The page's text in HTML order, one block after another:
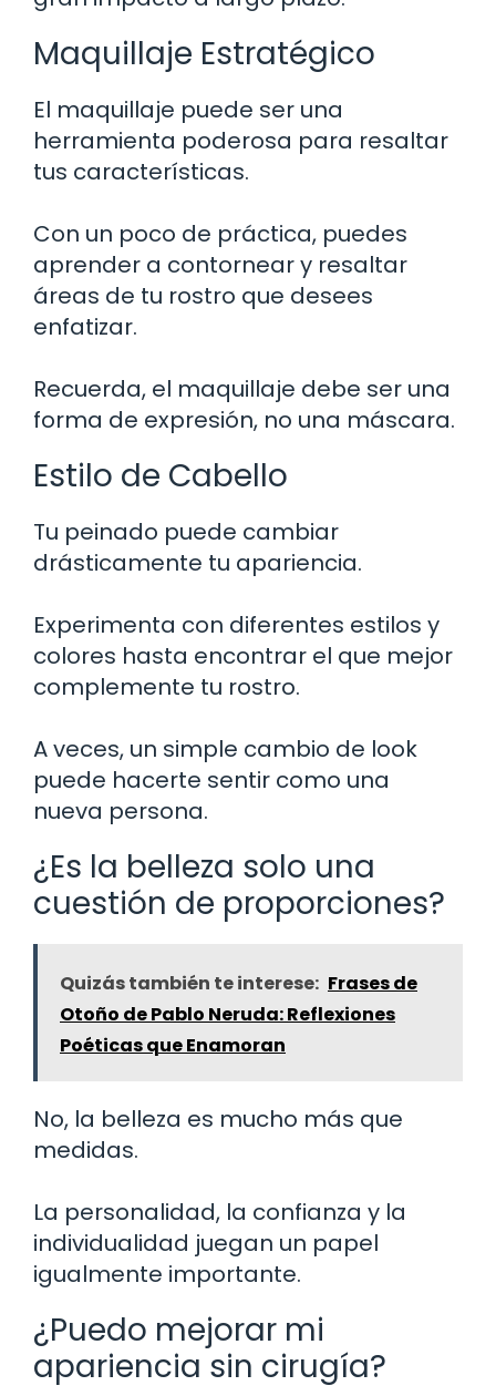
Maquillaje Estratégico
El maquillaje puede ser una
herramienta poderosa para resaltar
tus características.
Con un poco de práctica, puedes
aprender a contornear y resaltar
áreas de tu rostro que desees
enfatizar.
Recuerda, el maquillaje debe ser una
forma de expresión, no una máscara.
Estilo de Cabello
Tu peinado puede cambiar
drásticamente tu apariencia.
Experimenta con diferentes estilos y
colores hasta encontrar el que mejor
complemente tu rostro.
A veces, un simple cambio de look
puede hacerte sentir como una
nueva persona.
¿Es la belleza solo una
cuestión de proporciones?
Quizás también te interese: Frases de
Otoño de Pablo Neruda: Reflexiones
Poéticas que Enamoran
No, la belleza es mucho más que
medidas.
La personalidad, la confianza y la
individualidad juegan un papel
igualmente importante.
¿Puedo mejorar mi
apariencia sin cirugía?